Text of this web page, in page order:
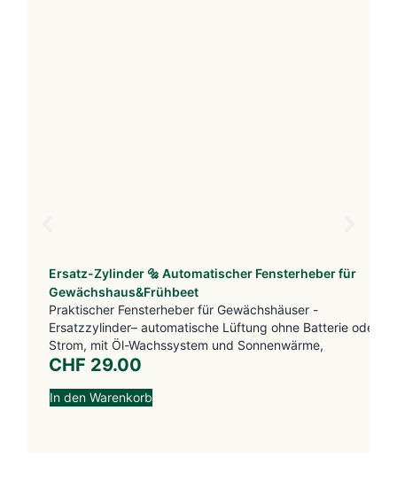
Ersatz-Zylinder 🔩 Automatischer Fensterheber für
Gewächshaus&Frühbeet
Praktischer Fensterheber für Gewächshäuser -
Ersatzzylinder– automatische Lüftung ohne Batterie oder
Strom, mit Öl-Wachssystem und Sonnenwärme,
CHF 29.00
In den Warenkorb